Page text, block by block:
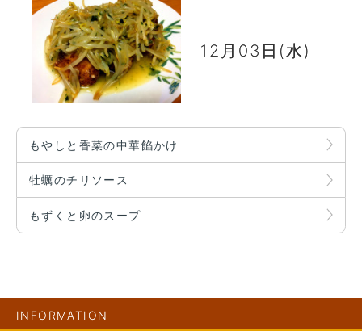
12月03日(水)
もやしと香菜の中華餡かけ
牡蠣のチリソース
もずくと卵のスープ
INFORMATION